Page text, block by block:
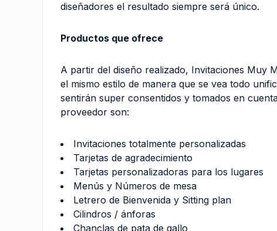
diseñadores el resultado siempre será único.
Productos que ofrece
A partir del diseño realizado, Invitaciones Muy
el mismo estilo de manera que se vea todo
sentirán super consentidos y tomados en
proveedor son:
Invitaciones totalmente personalizadas
Tarjetas de agradecimiento
Tarjetas personalizadoras para los lugares
Menús y Números de mesa
Letrero de Bienvenida y Sitting plan
Cilindros / ánforas
Chanclas de pata de gallo